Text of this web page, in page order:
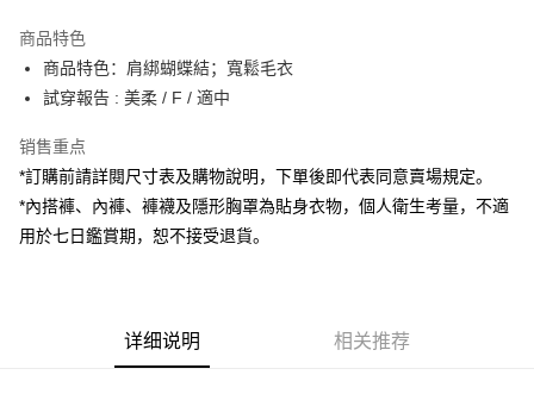
Apple Pay
街口支付
Google Pay
大哥付你分期
相关说明
程，验证手机门号后，选择欲分期的期数、缴款截止日，确认付款后即完成
1. 於付款方式選擇AFTEE先享後付，將跳出AFTEE先享後付手機驗證視
商品特色
商品特色：肩綁蝴蝶結；寬鬆毛衣
試穿報告 : 美柔 / F / 適中
销售重点
*訂購前請詳閱尺寸表及購物說明，下單後即代表同意賣場規定。
*內搭褲、內褲、褲襪及隱形胸罩為貼身衣物，個人衛生考量，不適
用於七日鑑賞期，恕不接受退貨。
详细说明 相关推荐